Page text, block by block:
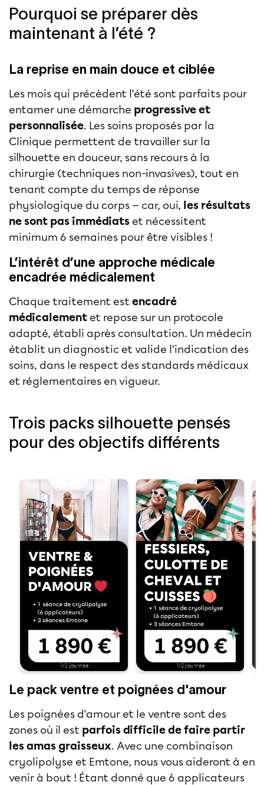
Pourquoi se préparer dès
maintenant à l’été ?
La reprise en main douce et ciblée
Les mois qui précèdent l’été sont parfaits pour
entamer une démarche progressive et
personnalisée. Les soins proposés par la
Clinique permettent de travailler sur la
silhouette en douceur, sans recours à la
chirurgie (techniques non-invasives), tout en
tenant compte du temps de réponse
physiologique du corps — car, oui, les résultats
ne sont pas immédiats et nécessitent
minimum 6 semaines pour être visibles !
L’intérêt d’une approche médicale
encadrée médicalement
Chaque traitement est encadré
médicalement et repose sur un protocole
adapté, établi après consultation. Un médecin
établit un diagnostic et valide l’indication des
soins, dans le respect des standards médicaux
et réglementaires en vigueur.
Trois packs silhouette pensés
pour des objectifs différents
Le pack ventre et poignées d'amour
Les poignées d'amour et le ventre sont des
zones où il est parfois difficile de faire partir
les amas graisseux. Avec une combinaison
cryolipolyse et Emtone, nous vous aideront à en
venir à bout ! Étant donné que 6 applicateurs